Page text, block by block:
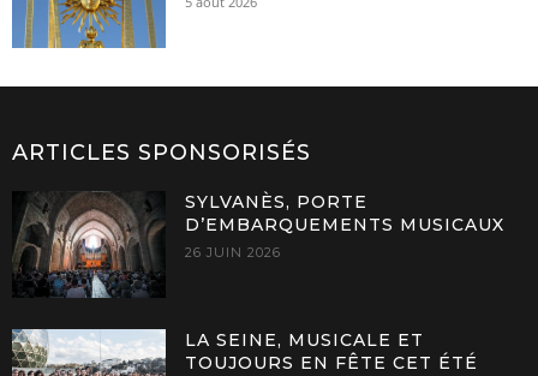
ARTICLES SPONSORISÉS
SYLVANÈS, PORTE
D’EMBARQUEMENTS MUSICAUX
26 JUIN 2026
LA SEINE, MUSICALE ET
TOUJOURS EN FÊTE CET ÉTÉ